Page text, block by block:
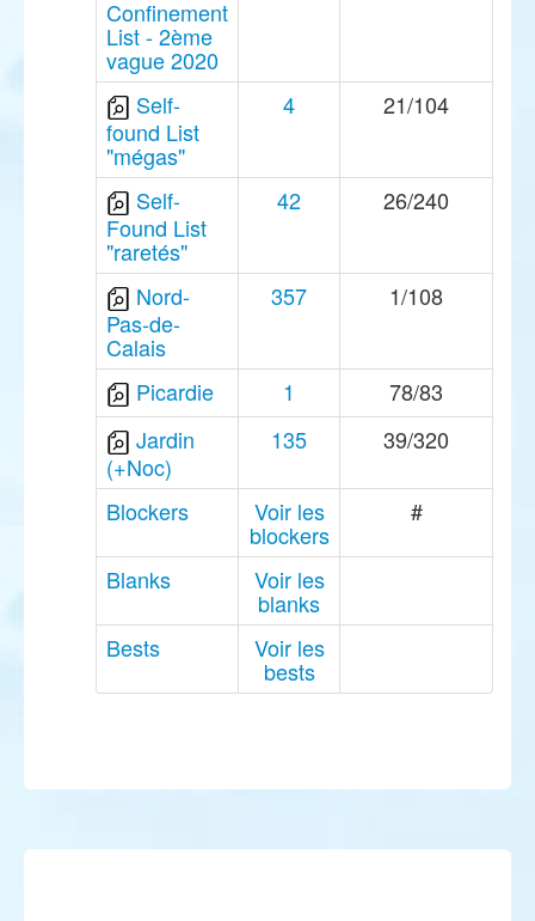
Confinement
List - 2ème
vague 2020
Self-
found List
"mégas"
4 21/104
Self-
Found List
"raretés"
42 26/240
Nord-
Pas-de-
Calais
357 1/108
Picardie 1
78/83
Jardin
(+Noc)
135 39/320
Blockers Voir les
blockers
#
Blanks Voir les
blanks
Bests
Voir les
bests